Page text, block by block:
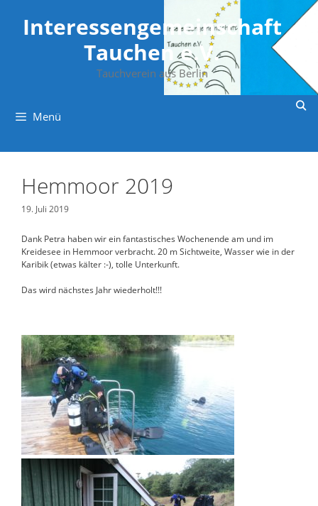
Interessengemeinschaft
Tauchen e.V.
Tauchverein aus Berlin
Menü
Hemmoor 2019
19. Juli 2019
Dank Petra haben wir ein fantastisches Wochenende am und im
Kreidesee in Hemmoor verbracht. 20 m Sichtweite, Wasser wie in der
Karibik (etwas kälter :-), tolle Unterkunft.
Das wird nächstes Jahr wiederholt!!!